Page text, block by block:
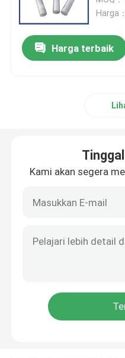
elektroda molibdenum
Produk Titanium
Harga
Harga terbaik
Kami akan segera